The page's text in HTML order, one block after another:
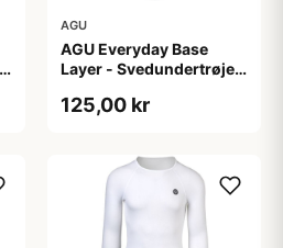
AGU
AGU Everyday Base
Layer - Svedundertrøje
125,00 kr